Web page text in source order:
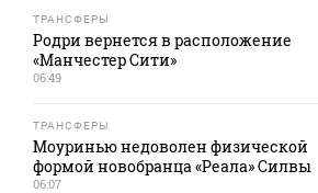
ТРАНСФЕРЫ
Родри вернется в расположение
«Манчестер Сити»
06:49
ТРАНСФЕРЫ
Моуринью недоволен физической
формой новобранца «Реала» Силвы
06:07